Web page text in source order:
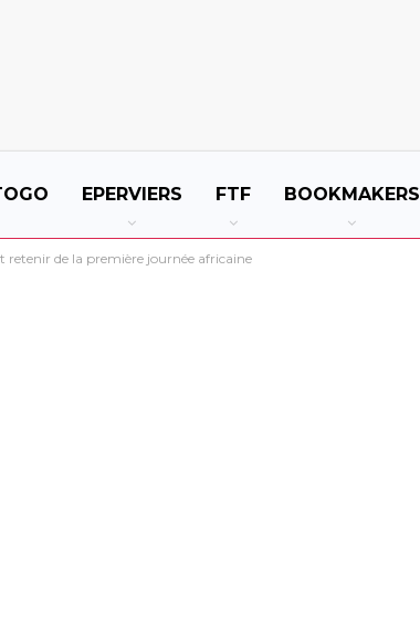
EPERVIERS FTF BOOKMAKERS
retenir de la première journée africaine